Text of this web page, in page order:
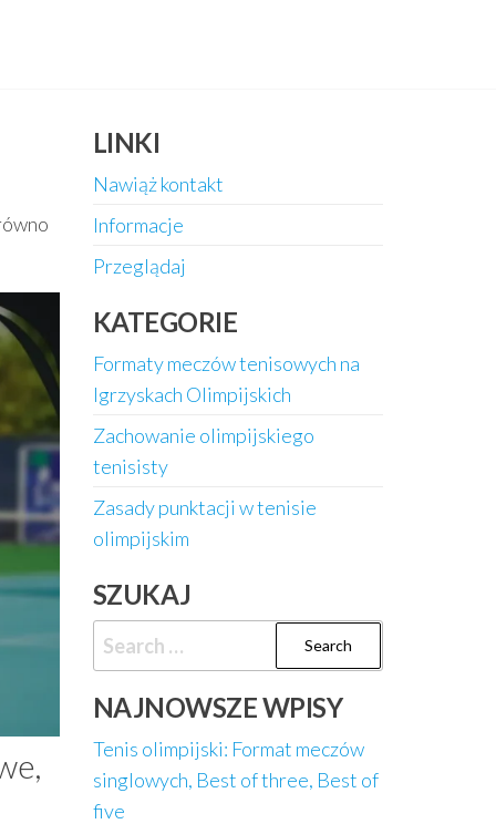
LINKI
Nawiąż kontakt
Informacje
Przeglądaj
KATEGORIE
Formaty meczów tenisowych na
Igrzyskach Olimpijskich
Zachowanie olimpijskiego
tenisisty
Zasady punktacji w tenisie
olimpijskim
SZUKAJ
Search
for:
NAJNOWSZE WPISY
Tenis olimpijski: Format meczów
singlowych, Best of three, Best of
five